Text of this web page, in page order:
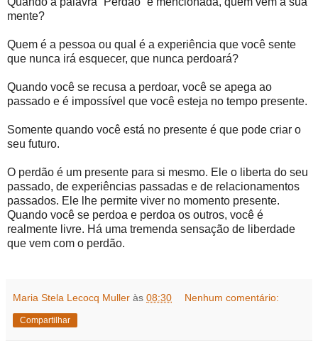
mente?
Quem é a pessoa ou qual é a experiência que você sente
que nunca irá esquecer, que nunca perdoará?
Quando você se recusa a perdoar, você se apega ao
passado e é impossível que você esteja no tempo presente.
Somente quando você está no presente é que pode criar o
seu futuro.
O perdão é um presente para si mesmo. Ele o liberta do seu
passado, de experiências passadas e de relacionamentos
passados. Ele lhe permite viver no momento presente.
Quando você se perdoa e perdoa os outros, você é
realmente livre. Há uma tremenda sensação de liberdade
que vem com o perdão.
Maria Stela Lecocq Muller às 08:30 Nenhum comentário:
Compartilhar